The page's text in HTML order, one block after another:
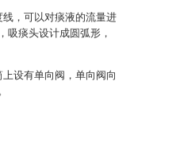
，可以对痰液的流量进
吸痰头设计成圆弧形，
设有单向阀，单向阀向